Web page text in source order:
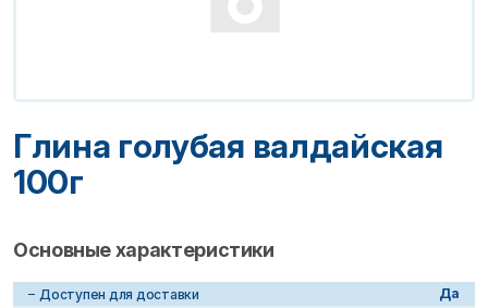
Глина голубая валдайская
100г
Основные характеристики
Доступен для доставки
Да